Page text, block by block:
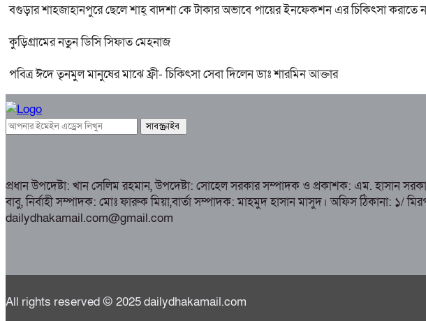
বগুড়ার শাহজাহানপুরে ছেলে শাহ্ বাদশা কে টাকার অভাবে পায়ের ইনফেকশন এর চিকিৎসা করাতে
কুড়িগ্রামের নতুন ডিসি সিফাত মেহনাজ
পবিত্র ঈদে তৃনমুল মানুষের মাঝে ফ্রী- চিকিৎসা সেবা দিলেন ডাঃ শারমিন আক্তার
প্রধান উপদেষ্টা: খান সেলিম রহমান, উপদেষ্টা: সোহেল সরকার সম্পাদক ও প্রকাশক: এম. হাসান
বাবু, নির্বাহী সম্পাদক: মোঃ ফারুক মিয়া,বার্তা সম্পাদক: মাহমুদ হাসান মাসুদ। অফিস
dailydhakamail.com@gmail.com
All rights reserved © 2025 dailydhakamail.com